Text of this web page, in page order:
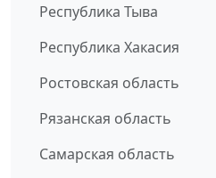
Республика Тыва
Республика Хакасия
Ростовская область
Рязанская область
Самарская область